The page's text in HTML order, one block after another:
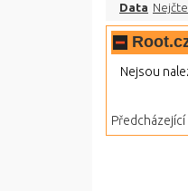
Data
Nejsou
Předcházející